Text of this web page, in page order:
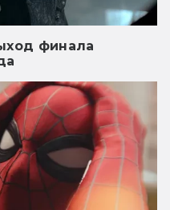
финала